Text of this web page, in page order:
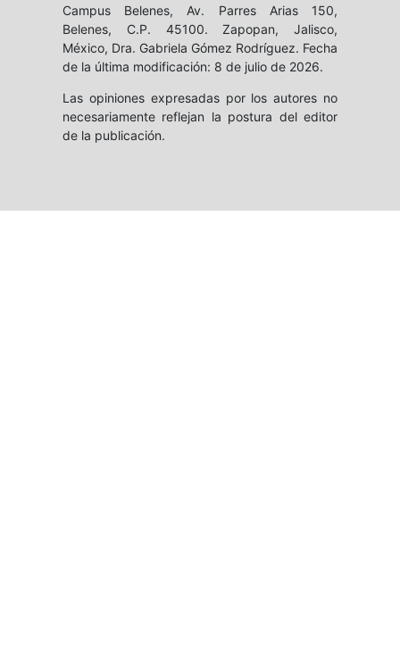
Campus Belenes, Av. Parres Arias 150,
Belenes, C.P. 45100. Zapopan, Jalisco,
México, Dra. Gabriela Gómez Rodríguez. Fecha
de la última modificación: 8 de julio de 2026.
Las opiniones expresadas por los autores no
necesariamente reflejan la postura del editor
de la publicación.